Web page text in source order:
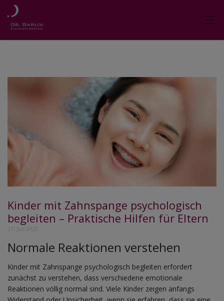
Kinder mit Zahnspange psychologisch
begleiten – Praktische Hilfen für Eltern
21. Juli 2025
Normale Reaktionen verstehen
Kinder mit Zahnspange psychologisch begleiten erfordert
zunächst zu verstehen, dass verschiedene emotionale
Reaktionen völlig normal sind. Viele Kinder zeigen anfangs